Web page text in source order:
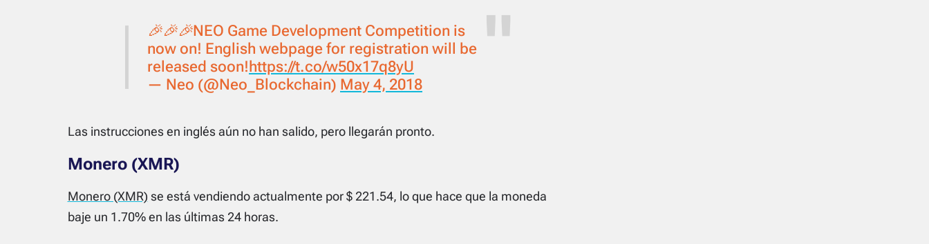
🎉🎉🎉NEO Game Development Competition is
now on! English webpage for registration will be
released soon!https://t.co/w50x17q8yU
— Neo (@Neo_Blockchain) May 4, 2018
Las instrucciones en inglés aún no han salido, pero llegarán pronto.
Monero (XMR)
Monero (XMR) se está vendiendo actualmente por $ 221.54, lo que hace que la moneda
baje un 1.70% en las últimas 24 horas.